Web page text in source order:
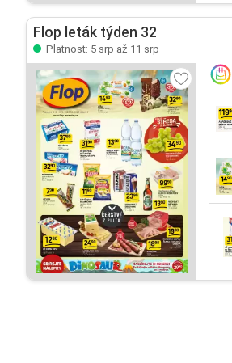
Flop leták týden 32
Platnost: 5 srp až 11 srp